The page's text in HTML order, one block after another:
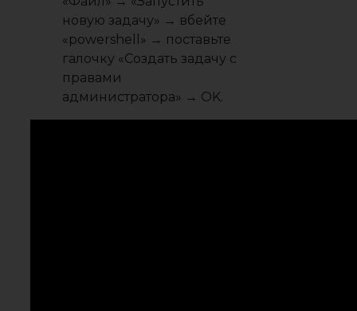
новую задачу» → вбейте
«powershell» → поставьте
галочку «Создать задачу с
правами
администратора» → OK.